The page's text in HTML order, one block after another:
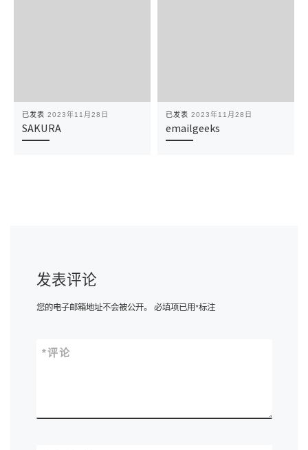
已发表 2023年11月28日
SAKURA
已发表 2023年11月28日
emailgeeks
发表评论
您的电子邮箱地址不会被公开。 必填项已用*标注
评论
*